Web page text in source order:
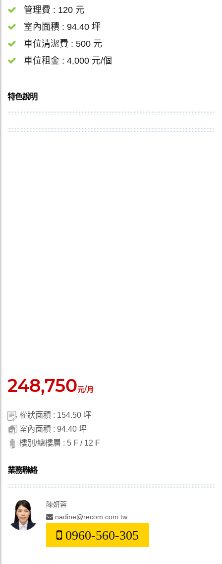
管理費 : 120 元
室內面積 : 94.40 坪
車位清潔費 : 500 元
車位租金 : 4,000 元/個
特色說明
248,750元/月
權狀面積 : 154.50 坪
室內面積 : 94.40 坪
樓別/總樓層 : 5 F / 12 F
業務聯絡
陳妍蓉
nadine@recom.com.tw
0960-560-305